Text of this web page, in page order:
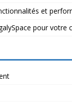
et
pour votre